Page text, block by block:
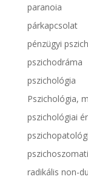
paranoia
párkapcsolat
pénzügyi
pszichodráma
pszichológia
Pszichológia,
pszichológiai
radikális non-